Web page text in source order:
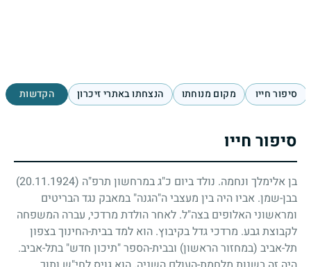
סיפור חייו מקום מנוחתו הנצחתו באתרי זיכרון הקדשות
סיפור חייו
בן אלימלך ונחמה. נולד ביום כ"ג במרחשון תרפ"ה (20.11.1924)
בבן-שמן. אביו היה בין מעצבי ה"הגנה" במאבק נגד הבריטים
ומראשוני האלופים בצה"ל. לאחר הולדת מרדכי, עברה המשפחה
לקבוצת גבע. מרדכי גדל בקיבוץ. הוא למד בבית-החינוך בצפון
תל-אביב (במחזור הראשון) ובבית-הספר "תיכון חדש" בתל-אביב.